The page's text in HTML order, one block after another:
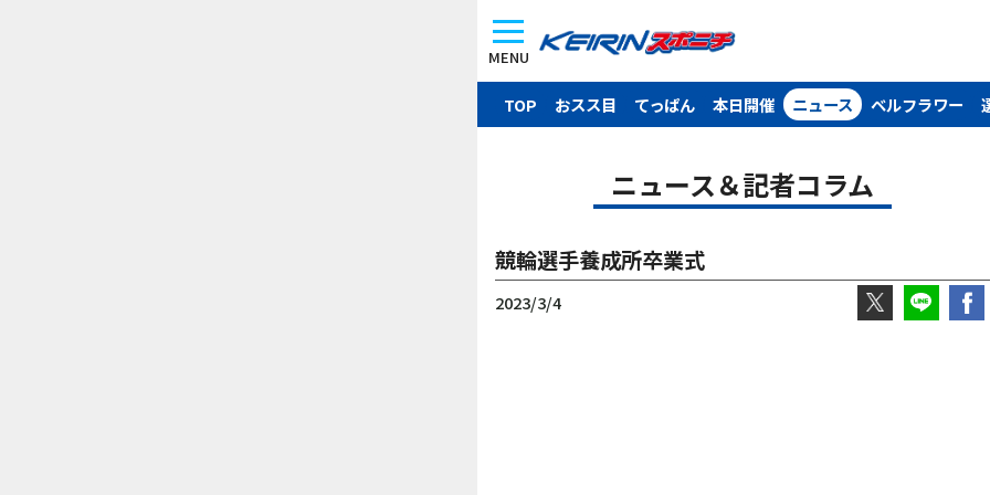
MENU
TOP おスス目 てっぱん 本日開催 ニュース ベルフラワー
ニュース＆記者コラム
競輪選手養成所卒業式
2023/3/4